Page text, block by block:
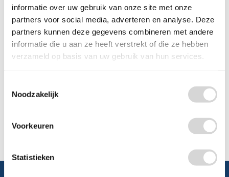
informatie over uw gebruik van onze site met onze
partners voor social media, adverteren en analyse. Deze
partners kunnen deze gegevens combineren met andere
informatie die u aan ze heeft verstrekt of die ze hebben
verzameld op basis van uw gebruik van hun services.
Noodzakelijk
Voorkeuren
Statistieken
WhatsApp 0348 479195
Mailen